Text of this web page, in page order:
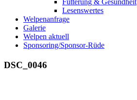
Fütterung & Gesundheit
Lesenswertes
Welpenanfrage
Galerie
Welpen aktuell
Sponsoring/Sponsor-Rüde
DSC_0046